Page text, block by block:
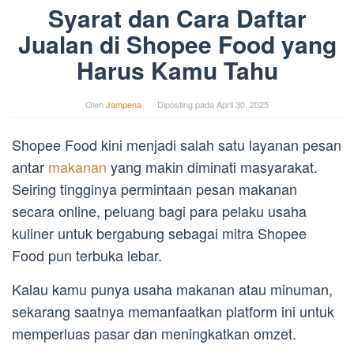
Syarat dan Cara Daftar
Jualan di Shopee Food yang
Harus Kamu Tahu
OlehJampena Diposting pada April 30, 2025
Shopee Food kini menjadi salah satu layanan pesan
antar makanan yang makin diminati masyarakat.
Seiring tingginya permintaan pesan makanan
secara online, peluang bagi para pelaku usaha
kuliner untuk bergabung sebagai mitra Shopee
Food pun terbuka lebar.
Kalau kamu punya usaha makanan atau minuman,
sekarang saatnya memanfaatkan platform ini untuk
memperluas pasar dan meningkatkan omzet.